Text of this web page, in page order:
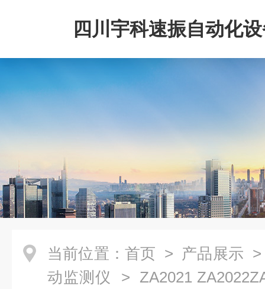
四川宇科速振自动化
公司
当前位置： 首页 > 产品展示
动监测仪 > ZA2021